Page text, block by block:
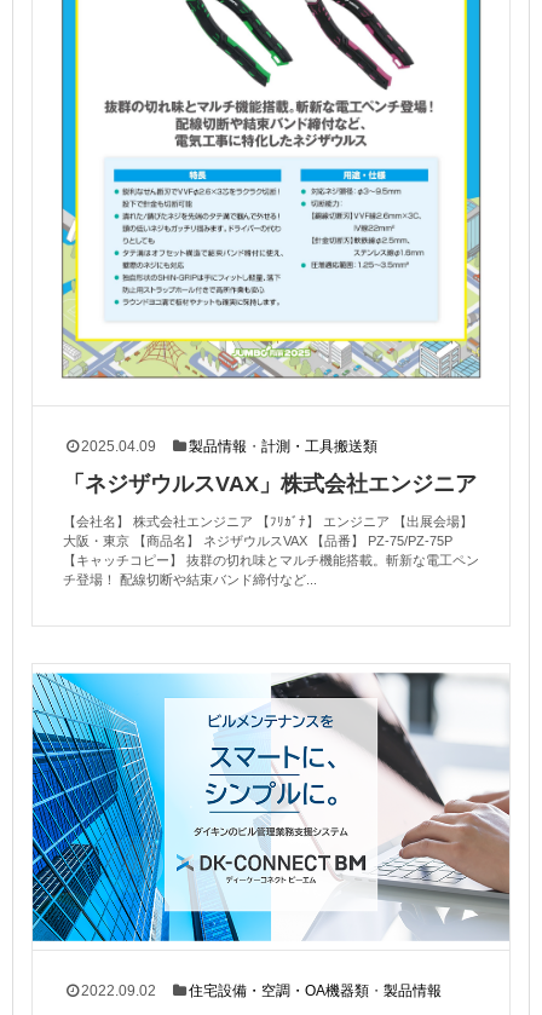
2025.04.09 製品情報 ・計測・工具搬送類
「ネジザウルスVAX」株式会社エンジニア
【会社名】 株式会社エンジニア 【ﾌﾘｶﾞﾅ】 エンジニア 【出展会場】
大阪・東京 【商品名】 ネジザウルスVAX 【品番】 PZ-75/PZ-75P
【キャッチコピー】 抜群の切れ味とマルチ機能搭載。斬新な電工ペン
チ登場！ 配線切断や結束バンド締付など...
2022.09.02 住宅設備・空調・OA機器類 ・製品情報